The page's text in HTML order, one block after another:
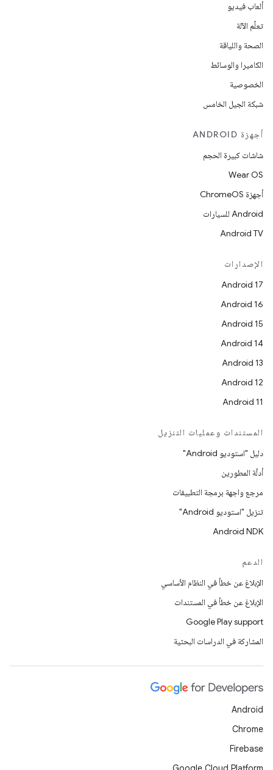
ألعاب فيديو
تعلُم الآلة
الصحة واللياقة
الكاميرا والوسائط
الخصوصية
شبكة الجيل الخامس
أجهزة ANDROID
شاشات كبيرة الحجم
Wear OS
أجهزة ChromeOS
Android للسيارات
Android TV
الإصدارات
Android 17
Android 16
Android 15
Android 14
Android 13
Android 12
Android 11
المستندات وعمليات التنزيل
دليل "استوديو Android"
أدلّة المطورين
مرجع واجهة برمجة التطبيقات
تنزيل "استوديو Android"
Android NDK
الدعم
الإبلاغ عن خطأ في النظام الأساسي
الإبلاغ عن خطأ في المستندات
Google Play support
المشاركة في الدراسات البحثية
Android
Chrome
Firebase